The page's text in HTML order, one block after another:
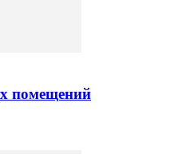
помещений